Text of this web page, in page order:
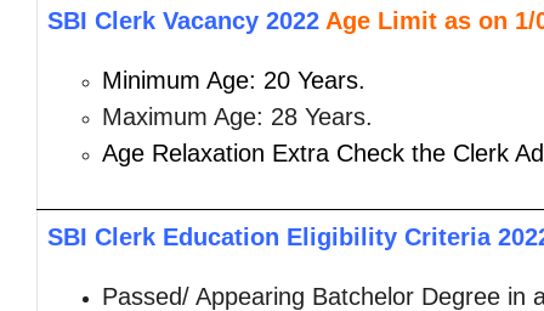
SBI Clerk Vacancy 2022 Age Limit as on 1/
Minimum Age: 20 Years.
Maximum Age: 28 Years.
Age Relaxation Extra Check the Clerk
SBI Clerk Education Eligibility Criteria
Passed/ Appearing Batchelor Degree in